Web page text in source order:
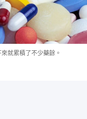
就累積了不少藥餘。